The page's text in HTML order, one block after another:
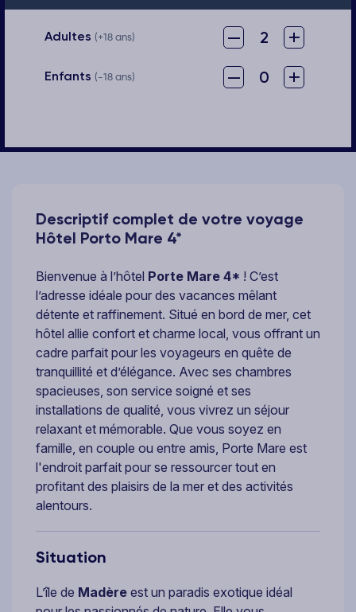
Adultes (+18 ans) – 2 +
Enfants (-18 ans) – 0 +
Descriptif complet de votre voyage
Hôtel Porto Mare 4*
Bienvenue à l’hôtel Porte Mare 4* ! C’est
l’adresse idéale pour des vacances mêlant
détente et raffinement. Situé en bord de mer, cet
hôtel allie confort et charme local, vous offrant un
cadre parfait pour les voyageurs en quête de
tranquillité et d’élégance. Avec ses chambres
spacieuses, son service soigné et ses
installations de qualité, vous vivrez un séjour
relaxant et mémorable. Que vous soyez en
famille, en couple ou entre amis, Porte Mare est
l'endroit parfait pour se ressourcer tout en
profitant des plaisirs de la mer et des activités
alentours.
Situation
L’île de Madère est un paradis exotique idéal